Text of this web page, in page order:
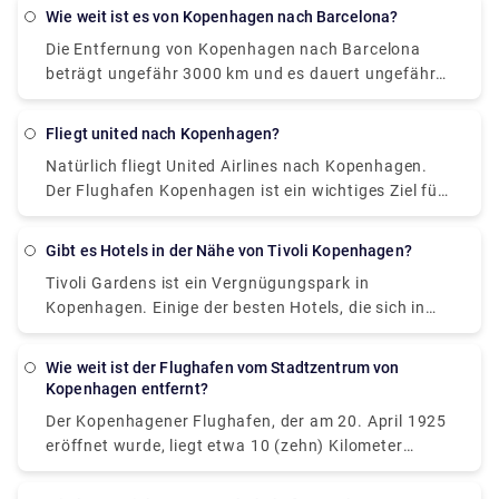
können Sie mit der U-Bahn oder dem Regionalzug im
Stadtzentrum sein. Sie benötigen lediglich ein Drei-
Zonen-Ticket, das Sie für ca. 10 € beim
Flughafenticket erwerben können.
Wie weit ist es von Kopenhagen nach Barcelona?
Die Entfernung von Kopenhagen nach Barcelona
beträgt ungefähr 3000 km und es dauert ungefähr
24 Stunden, um von Kopenhagen nach Barcelona zu
Fliegt united nach Kopenhagen?
Natürlich fliegt United Airlines nach Kopenhagen.
Der Flughafen Kopenhagen ist ein wichtiges Ziel für
United Airlines.
Gibt es Hotels in der Nähe von Tivoli Kopenhagen?
Tivoli Gardens ist ein Vergnügungspark in
Kopenhagen. Einige der besten Hotels, die sich in
der Nähe befinden, sind unten aufgeführt: 1.
Tivoli-Gärten entfernt 2. Villa Copenhagen – Etwa
Copenhagen – Etwa 0,5 m von den Tivoli-Gärten
entfernt
Wie weit ist der Flughafen vom Stadtzentrum von
Kopenhagen entfernt?
Der Kopenhagener Flughafen, der am 20. April 1925
eröffnet wurde, liegt etwa 10 (zehn) Kilometer
südlich des Stadtzentrums. Es ist der größte